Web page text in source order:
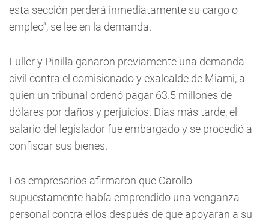
esta sección perderá inmediatamente su cargo o
empleo”, se lee en la demanda.
Fuller y Pinilla ganaron previamente una demanda
civil contra el comisionado y exalcalde de Miami, a
quien un tribunal ordenó pagar 63.5 millones de
dólares por daños y perjuicios. Días más tarde, el
salario del legislador fue embargado y se procedió a
confiscar sus bienes.
Los empresarios afirmaron que Carollo
supuestamente había emprendido una venganza
personal contra ellos después de que apoyaran a su